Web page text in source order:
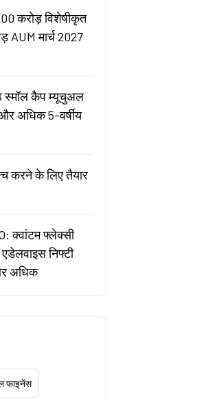
करोड़ विशेषीकृत
AUM मार्च 2027
स्मॉल कैप म्यूचुअल
अधिक 5-वर्षीय
करने के लिए तैयार
क्वांटम फ्लेक्सी
निफ्टी
अधिक
फाइनेंस